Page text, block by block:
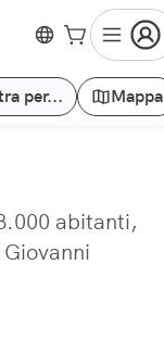
per... Mappa
abitanti,